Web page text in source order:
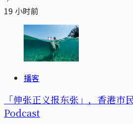
19 小时前
播客
「伸张正义报东张」，香港市
Podcast